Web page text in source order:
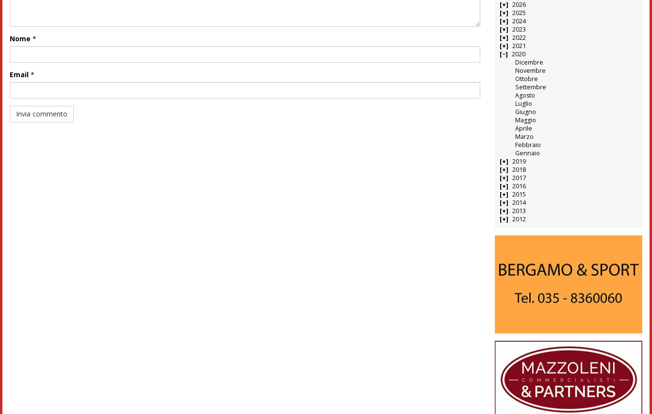
Nome *
Email *
2026
2025
2024
2023
2022
2021
2020
Dicembre
Novembre
Ottobre
Settembre
Agosto
Luglio
Giugno
Maggio
Aprile
Marzo
Febbraio
Gennaio
2019
2018
2017
2016
2015
2014
2013
2012